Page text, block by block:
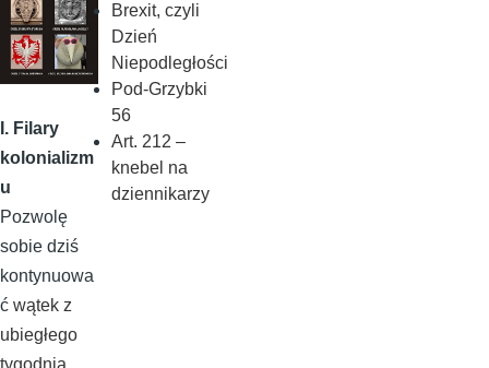
I. Filary
kolonializm
u
Pozwolę
sobie dziś
kontynuowa
ć wątek z
ubiegłego
tygodnia,
Brexit, czyli
Dzień
Niepodległości
Pod-Grzybki
56
Art. 212 –
knebel na
dziennikarzy